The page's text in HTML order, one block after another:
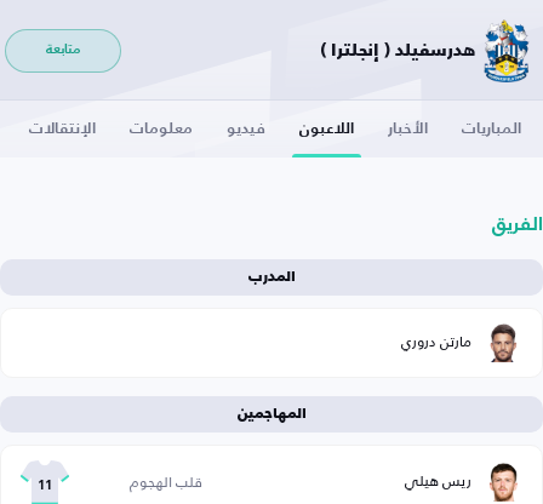
هدرسفيلد ( إنجلترا ) متابعة
المباريات الأخبار اللاعبون فيديو معلومات الإنتقالات
الفريق
المدرب
مارتن دروري
المهاجمين
ريس هيلي قلب الهجوم 11